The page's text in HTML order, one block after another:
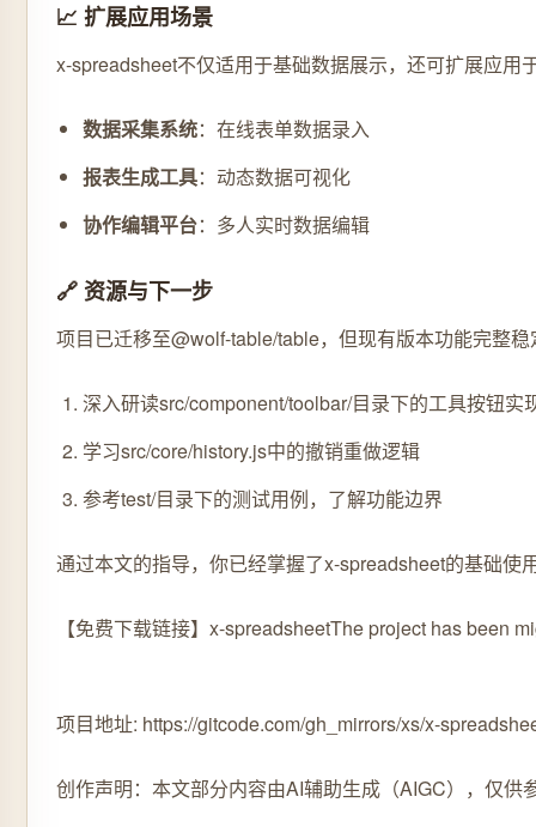
📈 扩展应用场景
x-spreadsheet不仅适用于基础数据展示，还可扩展应用
数据采集系统：在线表单数据录入
报表生成工具：动态数据可视化
协作编辑平台：多人实时数据编辑
🔗 资源与下一步
项目已迁移至@wolf-table/table，但现有版本功能完整
深入研读src/component/toolbar/目录下的工具按钮实
学习src/core/history.js中的撤销重做逻辑
参考test/目录下的测试用例，了解功能边界
通过本文的指导，你已经掌握了x-spreadsheet的基础
【免费下载链接】x-spreadsheetThe project has been
项目地址: https://gitcode.com/gh_mirrors/xs/x-
创作声明：本文部分内容由AI辅助生成（AIGC），仅供